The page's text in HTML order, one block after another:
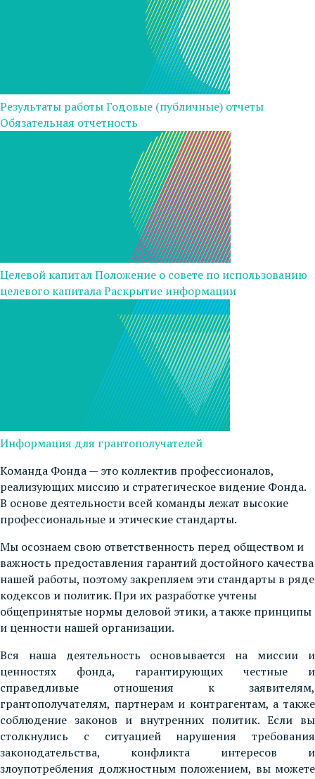
Результаты работыГодовые (публичные) отчеты
Обязательная отчетность
Целевой капиталПоложение о совете по использованию
целевого капиталаРаскрытие информации
Информация для грантополучателей
Команда Фонда — это коллектив профессионалов,
реализующих миссию и стратегическое видение Фонда.
В основе деятельности всей команды лежат высокие
профессиональные и этические стандарты.
Мы осознаем свою ответственность перед обществом и
важность предоставления гарантий достойного качества
нашей работы, поэтому закрепляем эти стандарты в ряде
кодексов и политик. При их разработке учтены
общепринятые нормы деловой этики, а также принципы
и ценности нашей организации.
Вся наша деятельность основывается на миссии и
ценностях фонда, гарантирующих честные и
справедливые отношения к заявителям,
грантополучателям, партнерам и контрагентам, а также
соблюдение законов и внутренних политик. Если вы
столкнулись с ситуацией нарушения требования
законодательства, конфликта интересов и
злоупотребления должностным положением, вы можете